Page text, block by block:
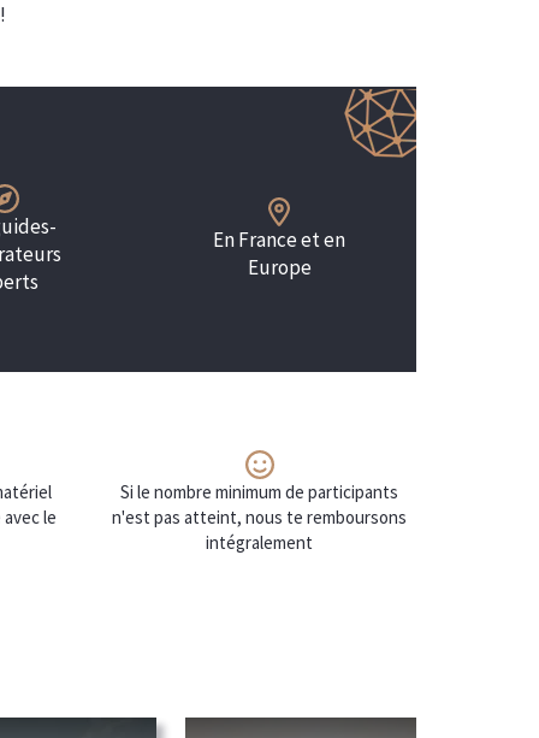
En France et en
Europe
le
Si le nombre minimum de participants
n'est pas atteint, nous te remboursons
intégralement